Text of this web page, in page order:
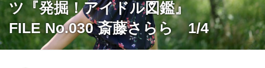
ツ『発掘！アイドル図鑑』
FILE No.030 斎藤さらら 1/4